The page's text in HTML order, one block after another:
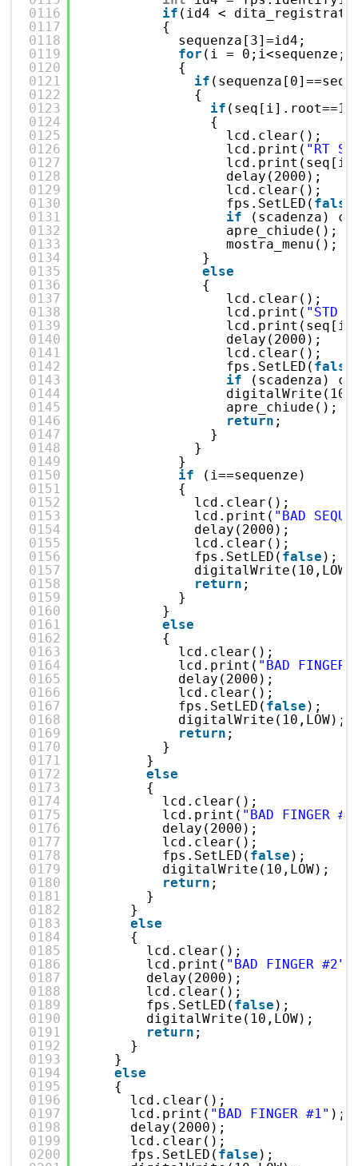
0116
0117
0118
0119
0120
0121
0122
0123
0124
0125
0126
0127
0128
0129
0130
0131
0132
0133
0134
0135
0136
0137
0138
0139
0140
0141
0142
0143
0144
0145
0146
0147
0148
0149
0150
0151
0152
0153
0154
0155
0156
0157
0158
0159
0160
0161
0162
0163
0164
0165
0166
0167
0168
0169
0170
0171
0172
0173
0174
0175
0176
0177
0178
0179
0180
0181
0182
0183
0184
0185
0186
0187
0188
0189
0190
0191
0192
0193
0194
0195
0196
0197
0198
0199
0200
if (id4 <
{
sequenza[3]=id4;
for (i =
{
if
{
if (seq[i].root==1)
{
lcd.clear();
lcd.print( "RT
delay(2000);
lcd.clear();
fps.SetLED( false
if
(scadenza)
apre_chiude();
mostra_menu();
}
else
{
lcd.clear();
lcd.print( "STD
delay(2000);
lcd.clear();
fps.SetLED( false
if
(scadenza)
apre_chiude();
return ;
}
}
}
if
(i==sequenze)
{
lcd.clear();
lcd.print( "BAD
delay(2000);
lcd.clear();
fps.SetLED( false );
return ;
}
}
else
{
lcd.clear();
lcd.print( "BAD FINGER
delay(2000);
lcd.clear();
fps.SetLED( false );
digitalWrite(10,LOW);
return ;
}
}
else
{
lcd.clear();
lcd.print( "BAD FINGER
delay(2000);
lcd.clear();
fps.SetLED( false );
digitalWrite(10,LOW);
return ;
}
}
else
{
lcd.clear();
lcd.print( "BAD FINGER #2"
delay(2000);
lcd.clear();
fps.SetLED( false );
digitalWrite(10,LOW);
return ;
}
}
else
{
lcd.clear();
lcd.print( "BAD FINGER #1" );
delay(2000);
lcd.clear();
fps.SetLED( false );